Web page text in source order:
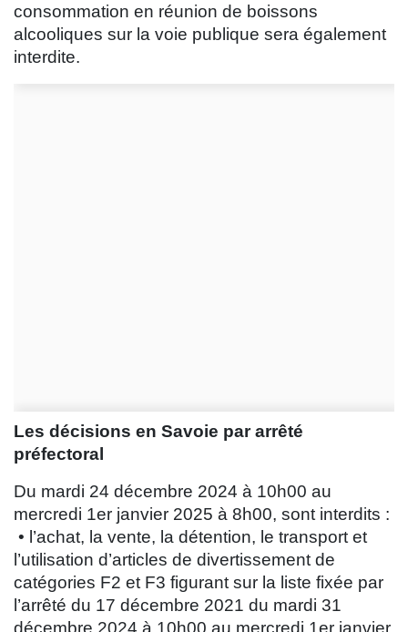
consommation en réunion de boissons
alcooliques sur la voie publique sera également
interdite.
Les décisions en Savoie par arrêté
préfectoral
Du mardi 24 décembre 2024 à 10h00 au
mercredi 1er janvier 2025 à 8h00, sont interdits :
• l’achat, la vente, la détention, le transport et
l’utilisation d’articles de divertissement de
catégories F2 et F3 figurant sur la liste fixée par
l’arrêté du 17 décembre 2021 du mardi 31
décembre 2024 à 10h00 au mercredi 1er janvier